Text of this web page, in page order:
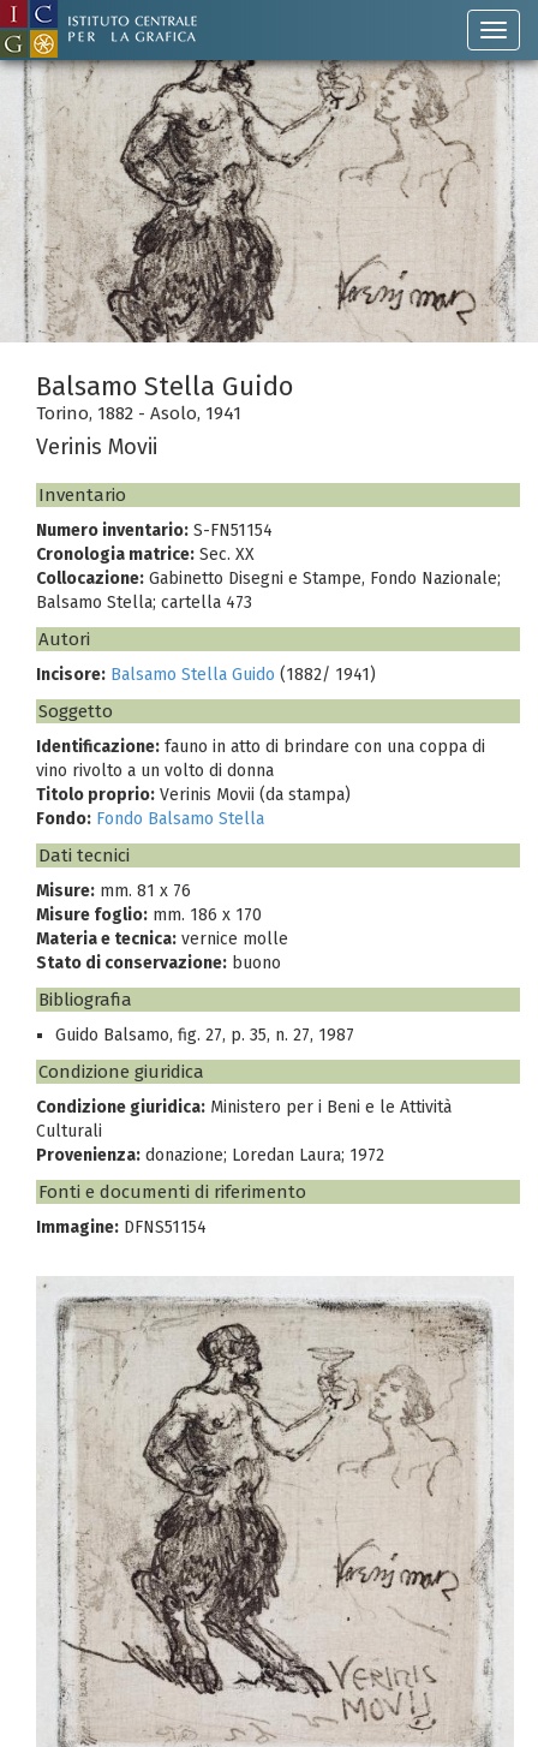
Balsamo Stella Guido
Torino, 1882 - Asolo, 1941
Verinis Movii
Inventario
Numero inventario: S-FN51154
Cronologia matrice: Sec. XX
Collocazione: Gabinetto Disegni e Stampe, Fondo Nazionale;
Balsamo Stella; cartella 473
Autori
Incisore: Balsamo Stella Guido (1882/ 1941)
Soggetto
Identificazione: fauno in atto di brindare con una coppa di
vino rivolto a un volto di donna
Titolo proprio: Verinis Movii (da stampa)
Fondo: Fondo Balsamo Stella
Dati tecnici
Misure: mm. 81 x 76
Misure foglio: mm. 186 x 170
Materia e tecnica: vernice molle
Stato di conservazione: buono
Bibliografia
Guido Balsamo, fig. 27, p. 35, n. 27, 1987
Condizione giuridica
Condizione giuridica: Ministero per i Beni e le Attività
Culturali
Provenienza: donazione; Loredan Laura; 1972
Fonti e documenti di riferimento
Immagine: DFNS51154